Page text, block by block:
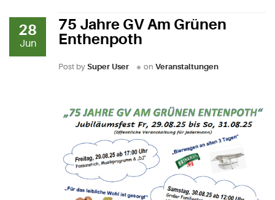
28
Jun
75 Jahre GV Am Grünen
Enthenpoth
Post by Super User on Veranstaltungen